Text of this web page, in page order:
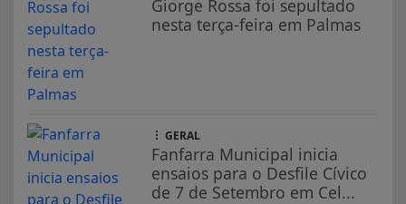
Giorge Rossa foi sepultado
nesta terça-feira em Palmas
GERAL
Fanfarra Municipal inicia
ensaios para o Desfile Cívico
de 7 de Setembro em Cel...